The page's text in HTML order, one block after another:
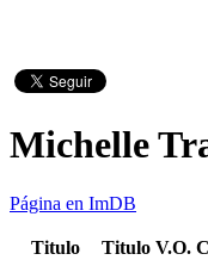
Michelle
Página en ImDB
Titulo Titulo V.O.